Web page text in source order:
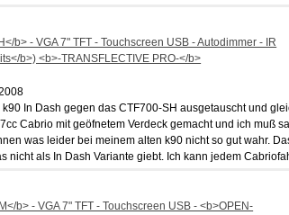
In Dash gegen das CTF700-SH ausgetauscht und
Cabrio mit geöfnetem Verdeck gemacht und ich muß
was leider bei meinem alten k90 nicht so gut wahr.
nicht als In Dash Variante giebt. Ich kann jedem